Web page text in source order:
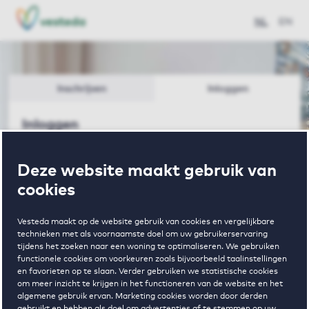
Deze website maakt gebruik van
cookies
Vesteda maakt op de website gebruik van cookies en vergelijkbare
technieken met als voornaamste doel om uw gebruikerservaring
tijdens het zoeken naar een woning te optimaliseren. We gebruiken
functionele cookies om voorkeuren zoals bijvoorbeeld taalinstellingen
en favorieten op te slaan. Verder gebruiken we statistische cookies
om meer inzicht te krijgen in het functioneren van de website en het
algemene gebruik ervan. Marketing cookies worden door derden
NL EN
Inschrijven Inloggen
Inloggen
huurcontract? Ga dan naar het vernieuwde
klantportaal
E-mailadres